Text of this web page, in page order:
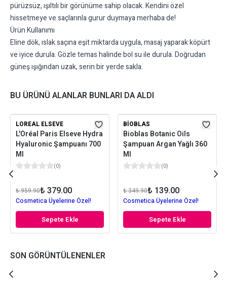
pürüzsüz, ışıltılı bir görünüme sahip olacak. Kendini özel
hissetmeye ve saçlarınla gurur duymaya merhaba de!
Ürün Kullanımı
Eline dök, ıslak saçına eşit miktarda uygula, masaj yaparak köpürt
ve iyice durula. Gözle temas halinde bol su ile durula. Doğrudan
güneş ışığından uzak, serin bir yerde sakla.
BU ÜRÜNÜ ALANLAR BUNLARI DA ALDI
LOREAL ELSEVE
L'Oréal Paris Elseve Hydra
Hyaluronic Şampuanı 700
Ml
(0)
₺ 959.90₺ 379.00
Cosmetica Üyelerine Özel!
Sepete Ekle
BIOBLAS
Bioblas Botanic Oils
Şampuan Argan Yağlı 360
Ml
(0)
₺ 349.90₺ 139.00
Cosmetica Üyelerine Özel!
Sepete Ekle
SON GÖRÜNTÜLENENLER